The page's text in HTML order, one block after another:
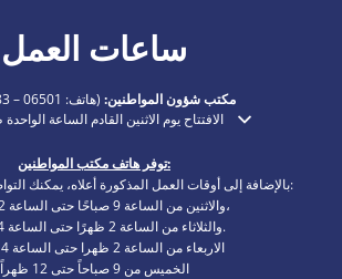
ساعات العمل
مكتب شؤون المواطنين: (هاتف:
انقر لإخفاء أوقات الفتح أو
الافتتاح يوم الاثنين القادم الساعة
توفر هاتف مكتب المواطنين:
بالإضافة إلى أوقات العمل المذكورة أعلاه، يمكنك التواصل معنا عبر الهاتف:
والاثنين من الساعة 9 صباحًا حتى الساعة 12 ظهرًا،
والثلاثاء من الساعة 2 ظهرًا حتى الساعة 4 مساءً.
الاربعاء من الساعة 2 ظهرا حتى الساعة 4 مساءا
الخميس من 9 صباحاً حتى 12 ظهراً